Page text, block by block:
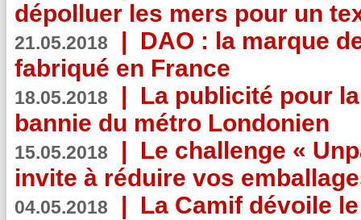
dépolluer les mers pour un
21.05.2018 | DAO : la marque
fabriqué en France
18.05.2018 | La publicité pour
bannie du métro Londonien
15.05.2018 | Le challenge «
invite à réduire vos
04.05.2018 | La Camif dévoile